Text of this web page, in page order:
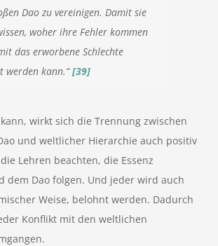
Dao zu vereinigen. Damit sie
woher ihre Fehler kommen
das erworbene Schlechte
werden kann.“[39]
wirkt sich die Trennung zwischen
und weltlicher Hierarchie auch positiv
Lehren beachten, die Essenz
dem Dao folgen. Und jeder wird auch
Weise, belohnt werden. Dadurch
Konflikt mit den weltlichen